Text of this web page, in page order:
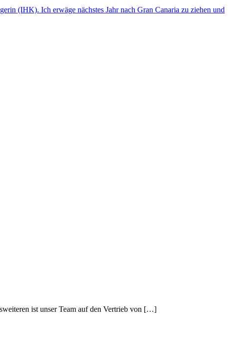
(IHK). Ich erwäge nächstes Jahr nach Gran Canaria zu ziehen und
ist unser Team auf den Vertrieb von […]